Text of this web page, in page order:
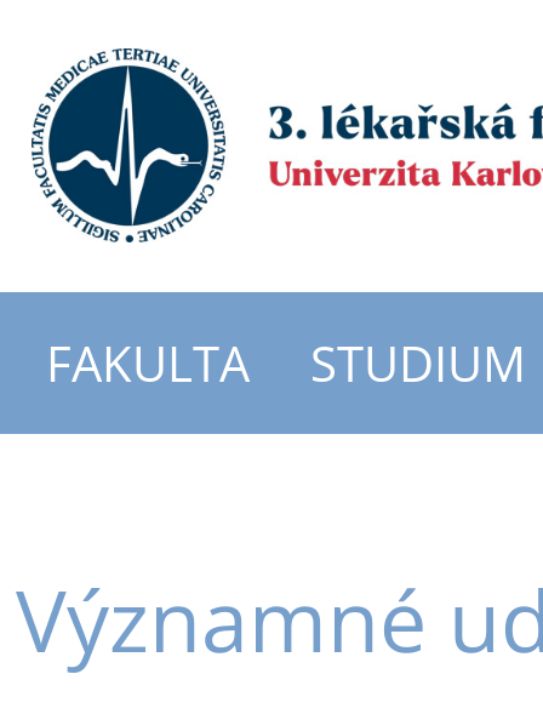
FAKULTA STUDIUM
Významné